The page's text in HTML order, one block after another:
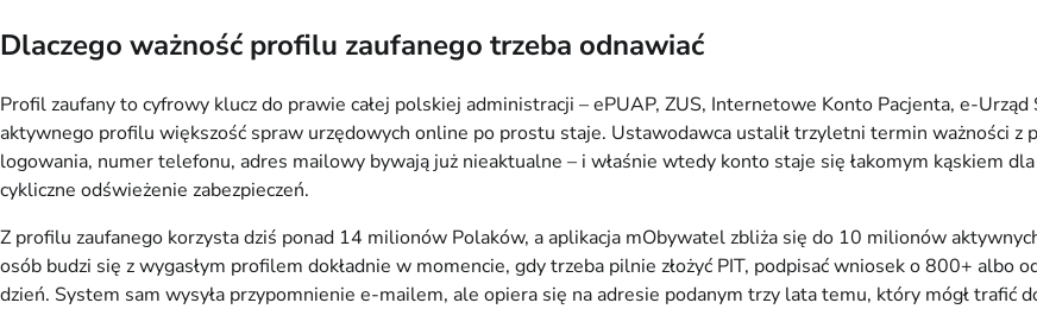
Dlaczego ważność profilu zaufanego trzeba odnawiać
Profil zaufany to cyfrowy klucz do prawie całej polskiej administracji – ePUAP, ZUS, Internetowe Konto Pacjenta, e-
aktywnego profilu większość spraw urzędowych online po prostu staje. Ustawodawca ustalił trzyletni termin ważności z
logowania, numer telefonu, adres mailowy bywają już nieaktualne – i właśnie wtedy konto staje się łakomym kąskiem
cykliczne odświeżenie zabezpieczeń.
Z profilu zaufanego korzysta dziś ponad 14 milionów Polaków, a aplikacja mObywatel zbliża się do 10 milionów
osób budzi się z wygasłym profilem dokładnie w momencie, gdy trzeba pilnie złożyć PIT, podpisać wniosek o 800+ albo
dzień. System sam wysyła przypomnienie e-mailem, ale opiera się na adresie podanym trzy lata temu, który mógł trafić